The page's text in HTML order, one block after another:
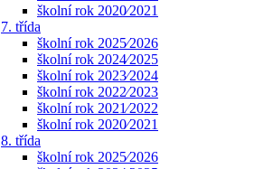
školní rok 2020⁄2021
7. třída
školní rok 2025⁄2026
školní rok 2024⁄2025
školní rok 2023⁄2024
školní rok 2022⁄2023
školní rok 2021⁄2022
školní rok 2020⁄2021
8. třída
školní rok 2025⁄2026